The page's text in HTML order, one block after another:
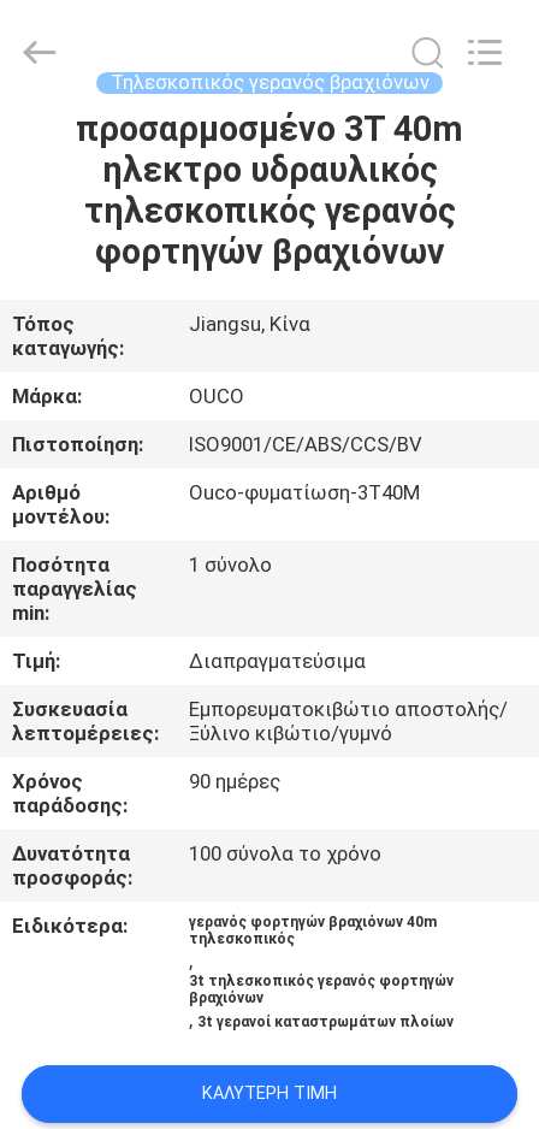
ΣΠΊΤΙ
ΠΡΟΪΌΝΤΑ
ΒΊΝΤΕΟ
ΕΜΦΆΝΙΣΗ
VR
ΣΧΕΤΙΚΆ
ΜΕ
ΕΜΆΣ
ΣΤΟ
ΕΡΓΟΣΤΆΣΙΟ
ΈΛΕΓΧΟΣ
ΠΟΙΌΤΗΤΑΣ
ΕΙΔΉΣΕΙΣ
CONTACT
US
GROUP
Τηλεσκοπικός γερανός βραχιόνων
προσαρμοσμένο 3T 40m
ηλεκτρο υδραυλικός
τηλεσκοπικός γερανός
φορτηγών βραχιόνων
Τόπος
καταγωγής:
Jiangsu, Κίνα
Μάρκα:
OUCO
Πιστοποίηση:
ISO9001/CE/ABS/CCS/BV
Αριθμό
μοντέλου:
Ouco-φυματίωση-3T40M
Ποσότητα
παραγγελίας
min:
1 σύνολο
Τιμή:
Διαπραγματεύσιμα
Συσκευασία
λεπτομέρειες:
Εμπορευματοκιβώτιο αποστολής/
Ξύλινο κιβώτιο/γυμνό
Χρόνος
παράδοσης:
90 ημέρες
Δυνατότητα
προσφοράς:
100 σύνολα το χρόνο
Ειδικότερα:
γερανός φορτηγών βραχιόνων 40m
τηλεσκοπικός
,
3t τηλεσκοπικός γερανός φορτηγών
βραχιόνων
, 3t γερανοί καταστρωμάτων πλοίων
ΚΑΛΎΤΕΡΗ ΤΙΜΉ